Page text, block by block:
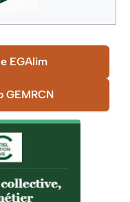
EGAlim
GEMRCN